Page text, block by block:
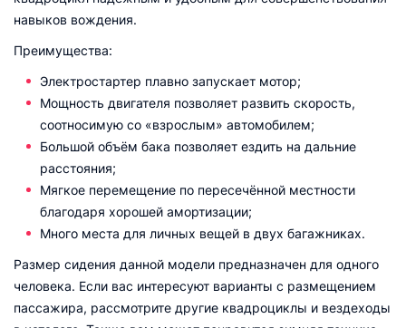
навыков вождения.
Преимущества:
Электростартер плавно запускает мотор;
Мощность двигателя позволяет развить скорость,
соотносимую со «взрослым» автомобилем;
Большой объём бака позволяет ездить на дальние
расстояния;
Мягкое перемещение по пересечённой местности
благодаря хорошей амортизации;
Много места для личных вещей в двух багажниках.
Размер сидения данной модели предназначен для одного
человека. Если вас интересуют варианты с размещением
пассажира, рассмотрите другие квадроциклы и вездеходы